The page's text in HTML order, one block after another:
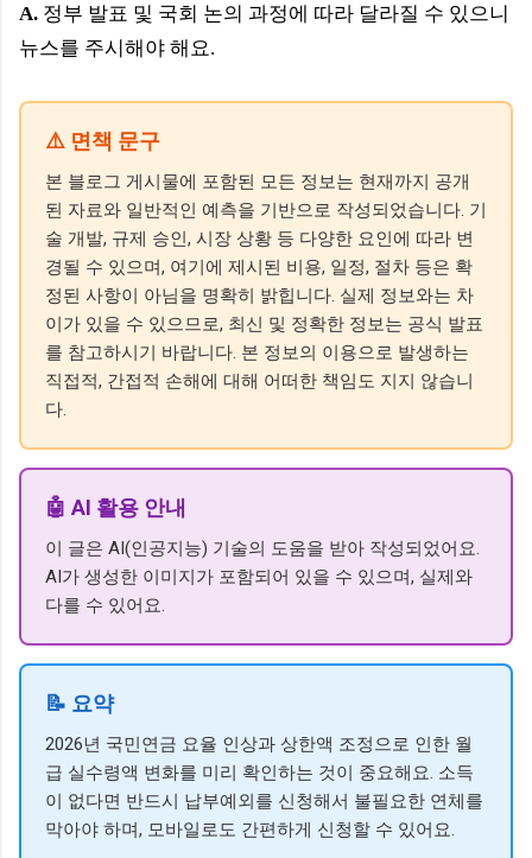
A. 정부 발표 및 국회 논의 과정에 따라 달라질 수 있으니
뉴스를 주시해야 해요.
⚠️ 면책 문구
본 블로그 게시물에 포함된 모든 정보는 현재까지 공개
된 자료와 일반적인 예측을 기반으로 작성되었습니다. 기
술 개발, 규제 승인, 시장 상황 등 다양한 요인에 따라 변
경될 수 있으며, 여기에 제시된 비용, 일정, 절차 등은 확
정된 사항이 아님을 명확히 밝힙니다. 실제 정보와는 차
이가 있을 수 있으므로, 최신 및 정확한 정보는 공식 발표
를 참고하시기 바랍니다. 본 정보의 이용으로 발생하는
직접적, 간접적 손해에 대해 어떠한 책임도 지지 않습니
다.
🤖 AI 활용 안내
이 글은 AI(인공지능) 기술의 도움을 받아 작성되었어요.
AI가 생성한 이미지가 포함되어 있을 수 있으며, 실제와
다를 수 있어요.
📝 요약
2026년 국민연금 요율 인상과 상한액 조정으로 인한 월
급 실수령액 변화를 미리 확인하는 것이 중요해요. 소득
이 없다면 반드시 납부예외를 신청해서 불필요한 연체를
막아야 하며, 모바일로도 간편하게 신청할 수 있어요.